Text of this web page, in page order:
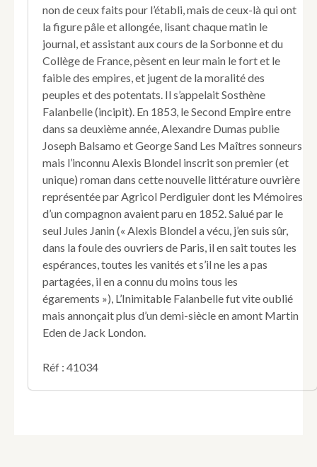
non de ceux faits pour l’établi, mais de ceux-là qui ont
la figure pâle et allongée, lisant chaque matin le
journal, et assistant aux cours de la Sorbonne et du
Collège de France, pèsent en leur main le fort et le
faible des empires, et jugent de la moralité des
peuples et des potentats. Il s’appelait Sosthène
Falanbelle (incipit). En 1853, le Second Empire entre
dans sa deuxième année, Alexandre Dumas publie
Joseph Balsamo et George Sand Les Maîtres sonneurs
mais l’inconnu Alexis Blondel inscrit son premier (et
unique) roman dans cette nouvelle littérature ouvrière
représentée par Agricol Perdiguier dont les Mémoires
d’un compagnon avaient paru en 1852. Salué par le
seul Jules Janin (« Alexis Blondel a vécu, j’en suis sûr,
dans la foule des ouvriers de Paris, il en sait toutes les
espérances, toutes les vanités et s’il ne les a pas
partagées, il en a connu du moins tous les
égarements »), L’Inimitable Falanbelle fut vite oublié
mais annonçait plus d’un demi-siècle en amont Martin
Eden de Jack London.
Réf : 41034